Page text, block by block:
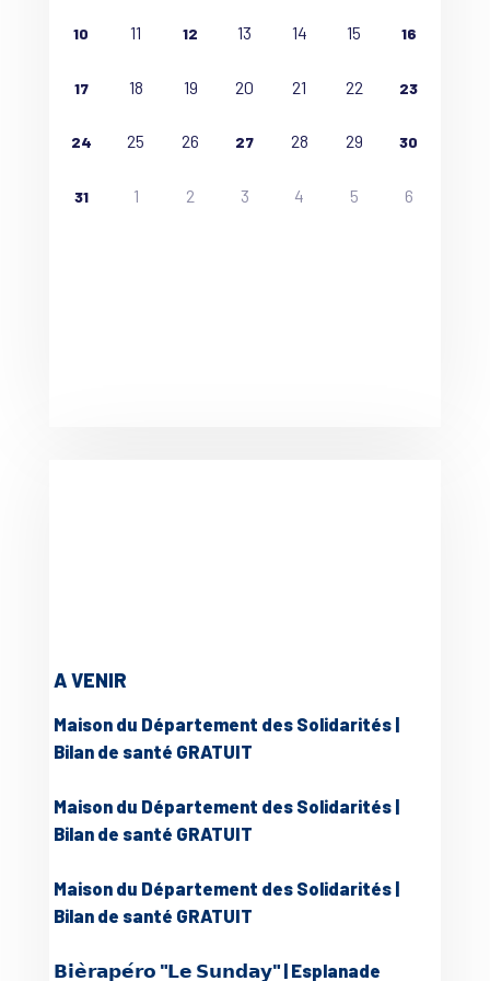
10 11 12 13 14 15 16
17 18 19 20 21 22 23
24 25 26 27 28 29 30
31 1 2 3 4 5 6
A VENIR
Maison du Département des Solidarités |
Bilan de santé GRATUIT
Maison du Département des Solidarités |
Bilan de santé GRATUIT
Maison du Département des Solidarités |
Bilan de santé GRATUIT
𝗕𝗶𝗲̀𝗿𝗮𝗽𝗲́𝗿𝗼 "𝗟𝗲 𝗦𝘂𝗻𝗱𝗮𝘆" | Esplanade